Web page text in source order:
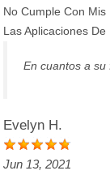
No Cumple Con
Las Aplicaciones De
En cuantos a
Evelyn H.
Jun 13, 2021